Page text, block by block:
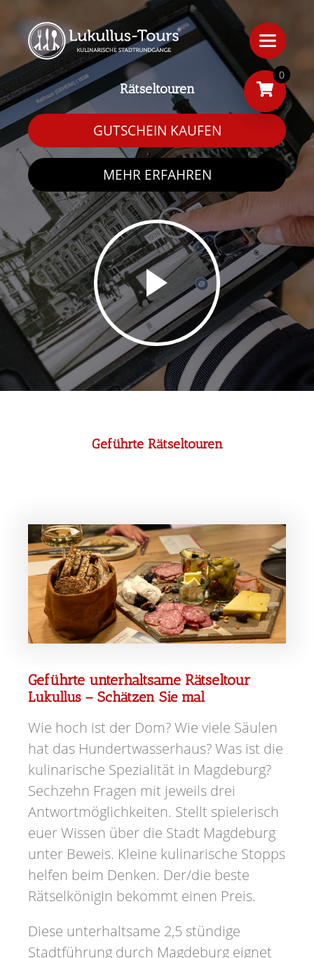
Rätseltouren
GUTSCHEIN KAUFEN
MEHR ERFAHREN
Geführte Rätseltouren
Geführte unterhaltsame Rätseltour
Lukullus – Schätzen Sie mal
Wie hoch ist der Dom? Wie viele Säulen
hat das Hundertwasserhaus? Was ist die
kulinarische Spezialität in Magdeburg?
Sechzehn Fragen mit jeweils drei
Antwortmöglichkeiten. Stellt spielerisch
euer Wissen über die Stadt Magdeburg
unter Beweis. Kleine kulinarische Stopps
helfen beim Denken. Der/die beste
RätselkönigIn bekommt einen Preis.
Diese unterhaltsame 2,5 stündige
Stadtführung durch Magdeburg eignet
0